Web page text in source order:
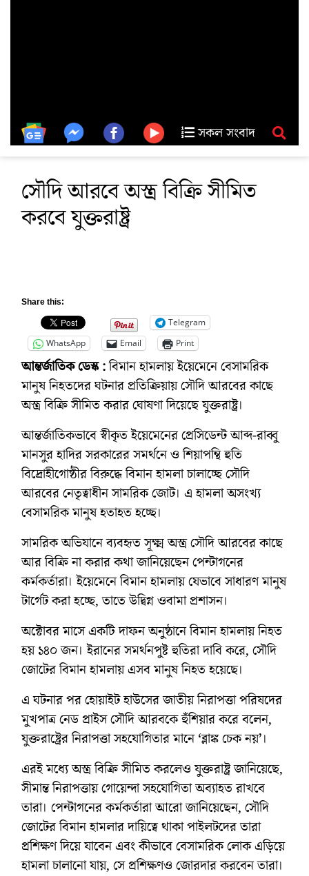
সকল সংবাদ
সৌদি আরবে অস্ত্র বিক্রি সীমিত
করবে যুক্তরাষ্ট্র
Share this:
Telegram
WhatsApp
Email Print
আন্তর্জাতিক ডেস্ক :বিমান হামলায় ইয়েমেনে বেসামরিক
মানুষ নিহতদের ঘটনার প্রতিক্রিয়ায় সৌদি আরবের কাছে
অস্ত্র বিক্রি সীমিত করার ঘোষণা দিয়েছে যুক্তরাষ্ট্র।
আন্তর্জাতিকভাবে স্বীকৃত ইয়েমেনের প্রেসিডেন্ট আব্দ-রাব্বু
মানসুর হাদির সরকারের সমর্থনে ও শিয়াপন্থি হুতি
বিদ্রোহীগোষ্ঠীর বিরুদ্ধে বিমান হামলা চালাচ্ছে সৌদি
আরবের নেতৃত্বাধীন সামরিক জোট। এ হামলা অসংখ্য
বেসামরিক মানুষ হতাহত হচ্ছে।
সামরিক অভিযানে ব্যবহৃত সূক্ষ্ম অস্ত্র সৌদি আরবের কাছে
আর বিক্রি না করার কথা জানিয়েছেন পেন্টাগনের
কর্মকর্তারা। ইয়েমেনে বিমান হামলায় যেভাবে সাধারণ মানুষ
টার্গেট করা হচ্ছে, তাতে উদ্বিগ্ন ওবামা প্রশাসন।
অক্টোবর মাসে একটি দাফন অনুষ্ঠানে বিমান হামলায় নিহত
হয় ১৪০ জন। ইরানের সমর্থনপুষ্ট হুতিরা দাবি করে, সৌদি
জোটের বিমান হামলায় এসব মানুষ নিহত হয়েছে।
এ ঘটনার পর হোয়াইট হাউসের জাতীয় নিরাপত্তা পরিষদের
মুখপাত্র নেড প্রাইস সৌদি আরবকে হুঁশিয়ার করে বলেন,
যুক্তরাষ্ট্রের নিরাপত্তা সহযোগিতার মানে ‘ব্লাঙ্ক চেক নয়’।
এরই মধ্যে অস্ত্র বিক্রি সীমিত করলেও যুক্তরাষ্ট্র জানিয়েছে,
সীমান্ত নিরাপত্তায় গোয়েন্দা সহযোগিতা অব্যাহত রাখবে
তারা। পেন্টাগনের কর্মকর্তারা আরো জানিয়েছেন, সৌদি
জোটের বিমান হামলার দায়িত্বে থাকা পাইলটদের তারা
প্রশিক্ষণ দিয়ে যাবেন এবং কীভাবে বেসামরিক লোক এড়িয়ে
হামলা চালানো যায়, সে প্রশিক্ষণও জোরদার করবেন তারা।